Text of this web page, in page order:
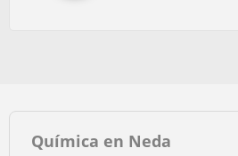
Química en Neda